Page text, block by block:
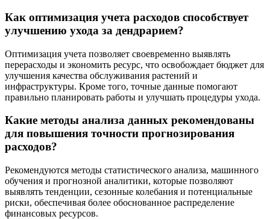
Как оптимизация учета расходов способствует
улучшению ухода за дендрарием?
Оптимизация учета позволяет своевременно выявлять
перерасходы и экономить ресурс, что освобождает бюджет для
улучшения качества обслуживания растений и
инфраструктуры. Кроме того, точные данные помогают
правильно планировать работы и улучшать процедуры ухода.
Какие методы анализа данных рекомендованы
для повышения точности прогнозирования
расходов?
Рекомендуются методы статистического анализа, машинного
обучения и прогнозной аналитики, которые позволяют
выявлять тенденции, сезонные колебания и потенциальные
риски, обеспечивая более обоснованное распределение
финансовых ресурсов.